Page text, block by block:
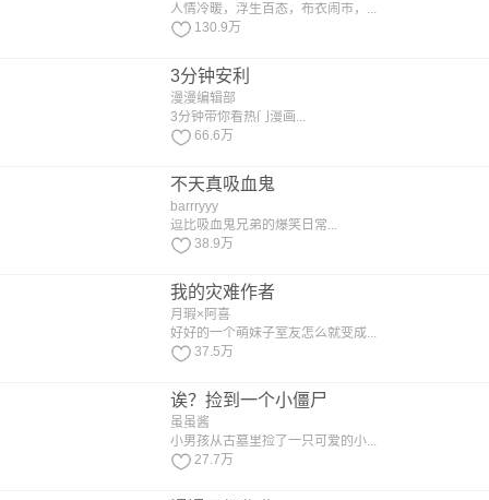
人情冷暖，浮生百态，布衣闹市，...
130.9万
3分钟安利
漫漫编辑部
3分钟带你看热门漫画...
66.6万
不天真吸血鬼
barrryyy
逗比吸血鬼兄弟的爆笑日常...
38.9万
我的灾难作者
月瑕×阿喜
好好的一个萌妹子室友怎么就变成...
37.5万
诶？捡到一个小僵尸
虽虽酱
小男孩从古墓里捡了一只可爱的小...
27.7万